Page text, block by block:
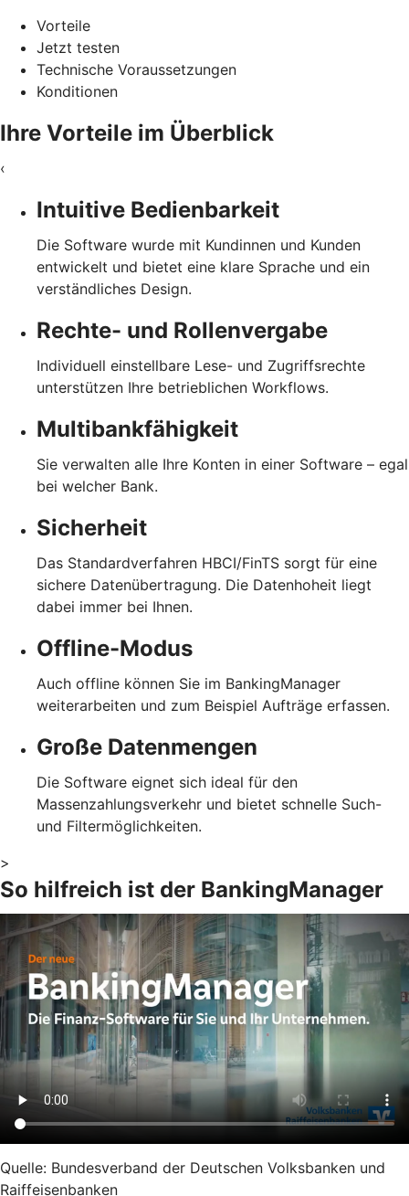
Vorteile
Jetzt testen
Technische Voraussetzungen
Konditionen
Ihre Vorteile im Überblick
‹
Intuitive Bedienbarkeit
Die Software wurde mit Kundinnen und Kunden
entwickelt und bietet eine klare Sprache und ein
verständliches Design.
Rechte- und Rollenvergabe
Individuell einstellbare Lese- und Zugriffsrechte
unterstützen Ihre betrieblichen Workflows.
Multibankfähigkeit
Sie verwalten alle Ihre Konten in einer Software – egal
bei welcher Bank.
Sicherheit
Das Standardverfahren HBCI/FinTS sorgt für eine
sichere Datenübertragung. Die Datenhoheit liegt
dabei immer bei Ihnen.
Offline-Modus
Auch offline können Sie im BankingManager
weiterarbeiten und zum Beispiel Aufträge erfassen.
Große Datenmengen
Die Software eignet sich ideal für den
Massenzahlungsverkehr und bietet schnelle Such-
und Filtermöglichkeiten.
>
So hilfreich ist der BankingManager
Quelle: Bundesverband der Deutschen Volksbanken und
Raiffeisenbanken